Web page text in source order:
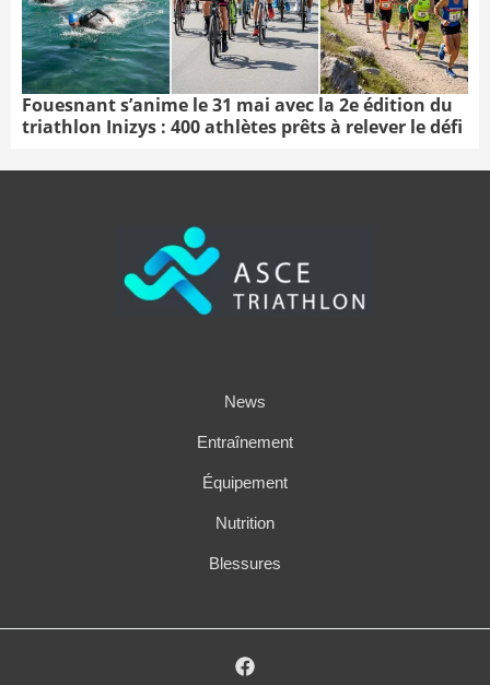
Fouesnant s’anime le 31 mai avec la 2e édition du
triathlon Inizys : 400 athlètes prêts à relever le défi
News
Entraînement
Équipement
Nutrition
Blessures